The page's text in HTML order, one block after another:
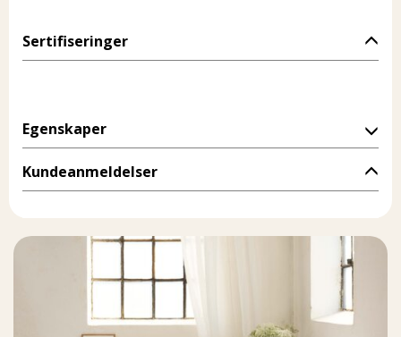
Sertifiseringer
Egenskaper
Kundeanmeldelser